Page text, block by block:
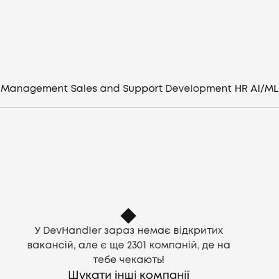
Увійти
Management Sales and Support Development HR AI/ML
У DevHandler зараз немає відкритих
вакансій, але є ще 2301
компаній, де на
тебе чекають!
Шукати інші компанії